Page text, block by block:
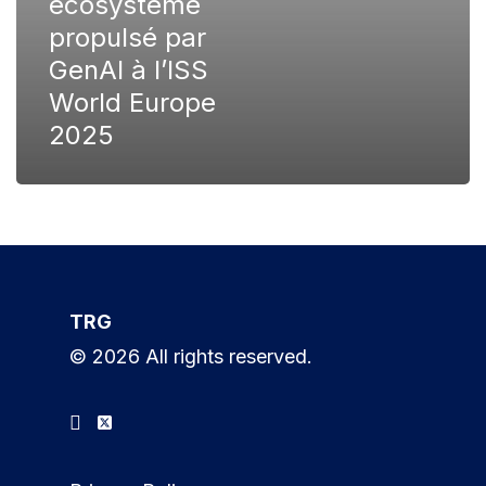
propulsé par
GenAI à l’ISS
World Europe
2025
TRG
© 2026 All rights reserved.